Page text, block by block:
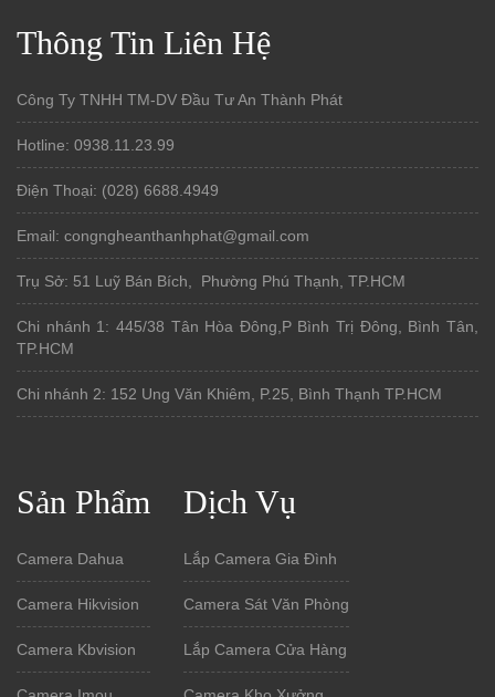
Thông Tin Liên Hệ
Công Ty TNHH TM-DV Đầu Tư An Thành Phát
Hotline: 0938.11.23.99
Điện Thoại: (028) 6688.4949
Email: congngheanthanhphat@gmail.com
Trụ Sở: 51 Luỹ Bán Bích, Phường Phú Thạnh, TP.HCM
Chi nhánh 1: 445/38 Tân Hòa Đông,P Bình Trị Đông, Bình Tân,
TP.HCM
Chi nhánh 2: 152 Ung Văn Khiêm, P.25, Bình Thạnh TP.HCM
Sản Phẩm
Camera Dahua
Camera Hikvision
Camera Kbvision
Dịch Vụ
Lắp Camera Gia Đình
Camera Sát Văn Phòng
Lắp Camera Cửa Hàng